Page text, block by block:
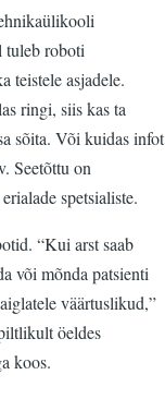
tuleb roboti
teistele asjadele.
ringi, siis kas ta
sõita. Või kuidas infot
Seetõttu on
spetsialiste.
“Kui arst saab
või mõnda patsienti
väärtuslikud,”
öeldes
koos.